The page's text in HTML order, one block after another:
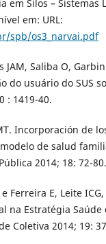
em Silos – Sistemas
em: URL:
spb/os3_narvai.pdf
JAM, Saliba O,
do usuário do SUS
: 1419-40.
Incorporación de
de salud
2014; 18: 72-80.
Ferreira E, Leite
na Estratégia Saúde
Coletiva 2014; 19: